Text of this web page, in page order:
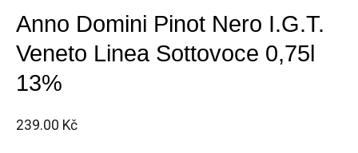
Anno Domini Pinot Nero I.G.T.
Veneto Linea Sottovoce 0,75l
13%
239.00 Kč